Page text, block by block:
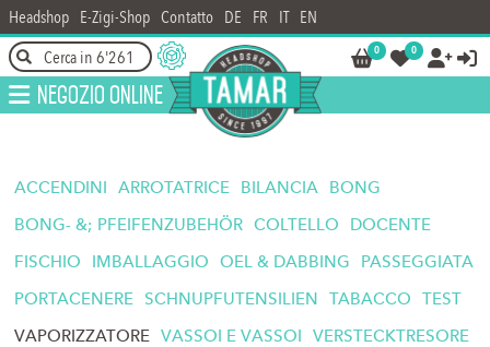
Headshop E-Zigi-Shop Contatto DE FR IT EN
0 0  
Negozio online
ACCENDINI ARROTATRICE BILANCIA
BONG
BONG- &; PFEIFENZUBEHÖR COLTELLO
DOCENTE
FISCHIO
IMBALLAGGIO OEL & DABBING
PASSEGGIATA
PORTACENERE
SCHNUPFUTENSILIEN TABACCO
TEST
VAPORIZZATORE VASSOI E VASSOI VERSTECKTRESORE